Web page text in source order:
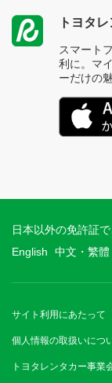
トヨタ
スマート
利に。マ
ーだけの
日本以外の免許証
English
中文・繁體
サイト利用にあたって
個人情報の取扱いにつ
トヨタレンタカー事業